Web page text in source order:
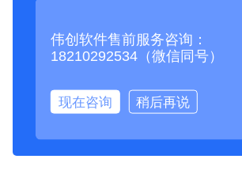
伟创软件售前服务咨询：
18210292534（微信同号）
现在咨询 稍后再说